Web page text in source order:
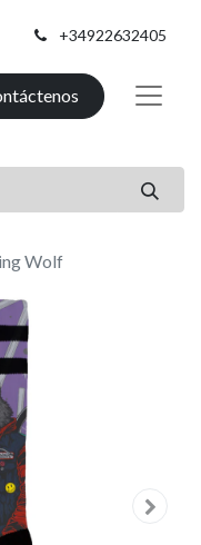
+34922632405
Wolf